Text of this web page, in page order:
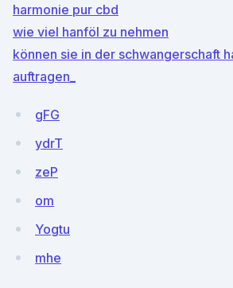
harmonie pur cbd
wie viel hanföl zu nehmen
können sie in der schwangerschaft
auftragen_
gFG
ydrT
zeP
om
Yogtu
mhe